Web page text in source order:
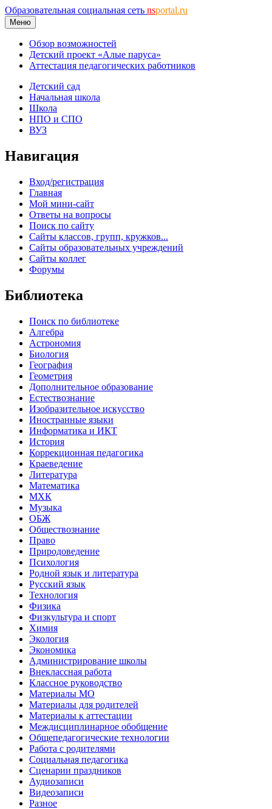
Образовательная социальная сеть nsportal.ru
Меню
Обзор возможностей
Детский проект «Алые паруса»
Аттестация педагогических работников
Детский сад
Начальная школа
Школа
НПО и СПО
ВУЗ
Навигация
Вход/регистрация
Главная
Мой мини-сайт
Ответы на вопросы
Поиск по сайту
Сайты классов, групп, кружков...
Сайты образовательных учреждений
Сайты коллег
Форумы
Библиотека
Поиск по библиотеке
Алгебра
Астрономия
Биология
География
Геометрия
Дополнительное образование
Естествознание
Изобразительное искусство
Иностранные языки
Информатика и ИКТ
История
Коррекционная педагогика
Краеведение
Литература
Математика
МХК
Музыка
ОБЖ
Обществознание
Право
Природоведение
Психология
Родной язык и литература
Русский язык
Технология
Физика
Физкультура и спорт
Химия
Экология
Экономика
Администрирование школы
Внеклассная работа
Классное руководство
Материалы МО
Материалы для родителей
Материалы к аттестации
Междисциплинарное обобщение
Общепедагогические технологии
Работа с родителями
Социальная педагогика
Сценарии праздников
Аудиозаписи
Видеозаписи
Разное